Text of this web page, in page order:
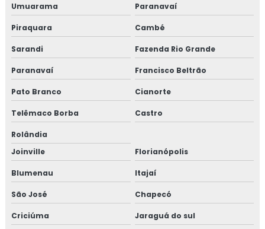
Umuarama Paranavaí
Piraquara Cambé
Sarandi Fazenda Rio Grande
Paranavaí Francisco Beltrão
Pato Branco Cianorte
Telêmaco Borba Castro
Rolândia
Joinville
Florianópolis
Blumenau Itajaí
São José Chapecó
Criciúma Jaraguá do sul